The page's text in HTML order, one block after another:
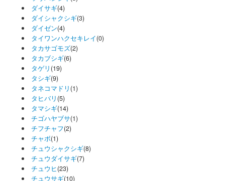
ダイサギ(4)
ダイシャクシギ(3)
ダイゼン(4)
タイワンハクセキレイ(0)
タカサゴモズ(2)
タカブシギ(6)
タゲリ (19)
タシギ(9)
タネコマドリ (1)
タヒバリ (5)
タマシギ(14)
チゴハヤブサ(1)
チフチャフ(2)
チャボ(1)
チュウシャクシギ(8)
チュウダイサギ(7)
チュウヒ(23)
チュウサギ(10)